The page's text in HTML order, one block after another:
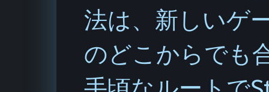
法は、新しいゲ
のどこからでも